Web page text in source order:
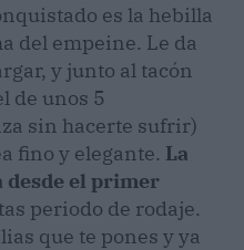
es la hebilla
del empeine. Le da
y junto al tacón
de unos 5
sin hacerte sufrir)
fino y elegante. La
desde el primer
periodo de rodaje.
que te pones y ya